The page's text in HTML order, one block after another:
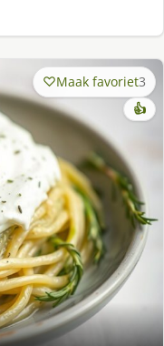
Maak favoriet3
👍